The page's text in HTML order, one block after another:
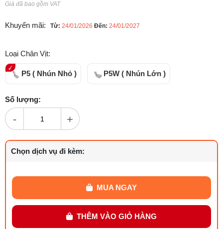
Giá đã bao gồm VAT
Khuyến mãi: Từ: 24/01/2026 Đến: 24/01/2027
Loại Chân Vịt:
P5 ( Nhún Nhỏ ) P5W ( Nhún Lớn )
Số lượng:
- +
Chọn dịch vụ đi kèm:
MUA NGAY
THÊM VÀO GIỎ HÀNG